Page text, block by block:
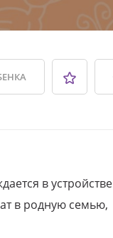
в устройстве
в родную семью,